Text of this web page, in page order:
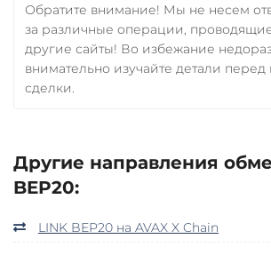
Обратите внимание! Мы не несем
за различные операции,
другие сайты! Во избежание
внимательно изучайте детали
сделки.
Другие направления
BEP20:
LINK BEP20 на AVAX X Chain